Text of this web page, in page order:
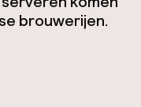
brouwerijen.